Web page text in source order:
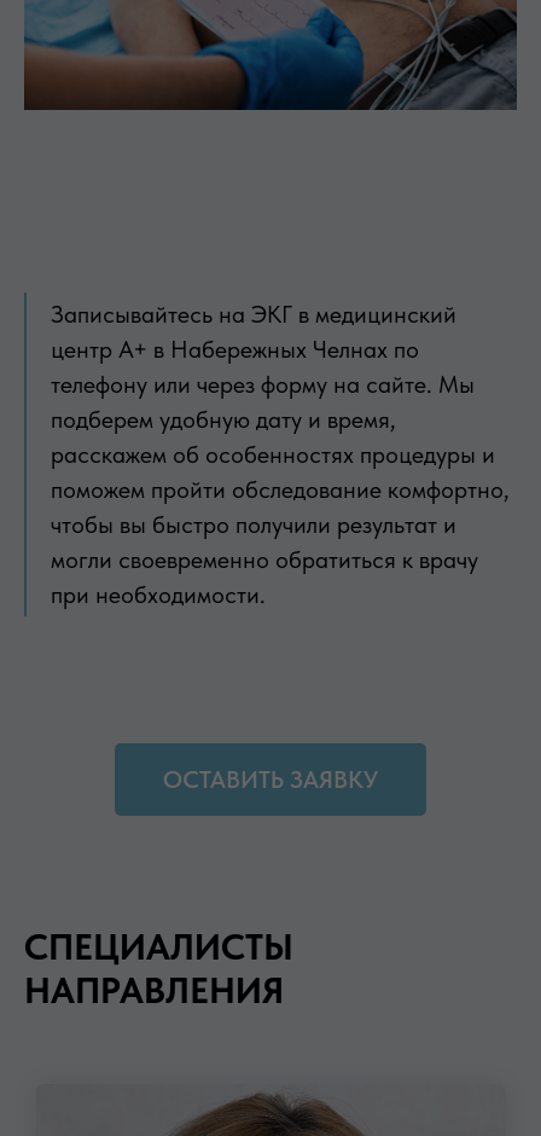
Записывайтесь на ЭКГ в медицинский
центр А+ в Набережных Челнах по
телефону или через форму на сайте. Мы
подберем удобную дату и время,
расскажем об особенностях процедуры и
поможем пройти обследование комфортно,
чтобы вы быстро получили результат и
могли своевременно обратиться к врачу
при необходимости.
ОСТАВИТЬ ЗАЯВКУ
СПЕЦИАЛИСТЫ
НАПРАВЛЕНИЯ